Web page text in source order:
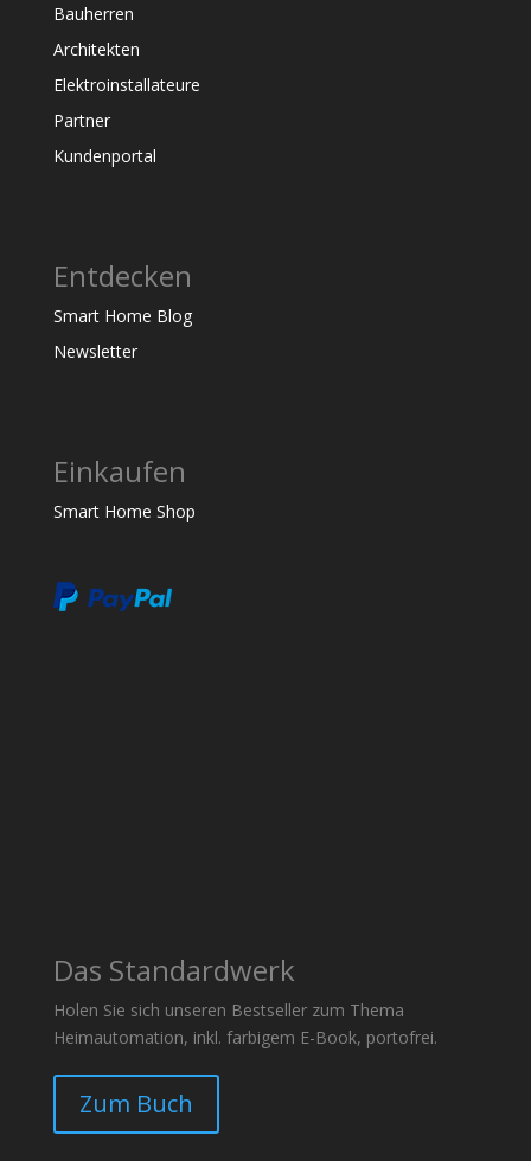
Bauherren
Architekten
Elektroinstallateure
Partner
Kundenportal
Entdecken
Smart Home Blog
Newsletter
Einkaufen
Smart Home Shop
Das Standardwerk
Holen Sie sich unseren Bestseller zum Thema
Heimautomation, inkl. farbigem E-Book, portofrei.
Zum Buch